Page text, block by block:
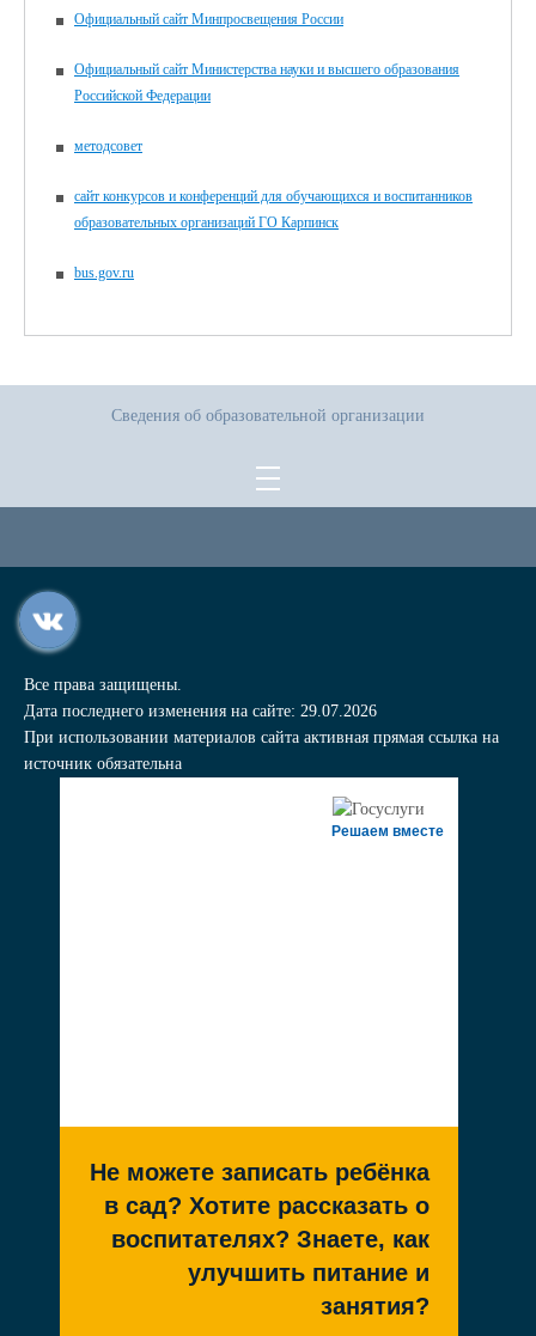
Официальный сайт Минпросвещения России
Официальный сайт Министерства науки и высшего образования
Российской Федерации
методсовет
сайт конкурсов и конференций для обучающихся и воспитанников
образовательных организаций ГО Карпинск
bus.gov.ru
Сведения об образовательной организации
Все права защищены.
Дата последнего изменения на сайте: 29.07.2026
При использовании материалов сайта активная прямая ссылка на
источник обязательна
Решаем вместе
Не можете записать ребёнка
в сад? Хотите рассказать о
воспитателях? Знаете, как
улучшить питание и
занятия?